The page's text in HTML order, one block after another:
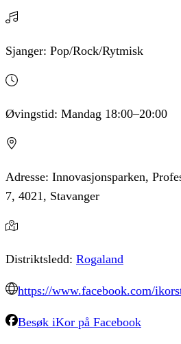
Sjanger: Pop/Rock/Rytmisk
Øvingstid: Mandag 18:00–20:00
Adresse: Innovasjonsparken,
7, 4021, Stavanger
Distriktsledd: Rogaland
https://www.facebook.com/
Besøk iKor på Facebook